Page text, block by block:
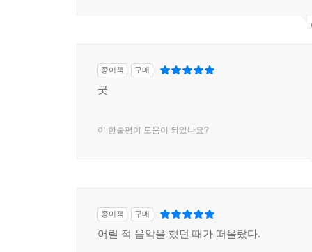
종이책 구매
굿
이 한줄평이 도움이 되었나요?
종이책 구매
어릴 적 음악을 했던 때가 떠올랐다.